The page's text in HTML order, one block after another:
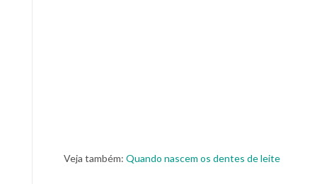
Veja também: Quando nascem os dentes de leite